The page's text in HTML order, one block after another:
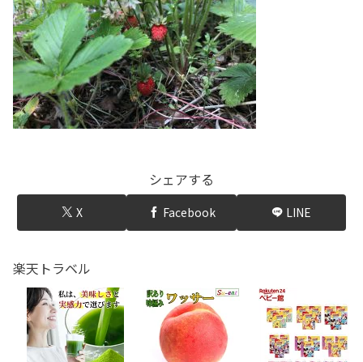
シェアする
X Facebook LINE
楽天トラベル